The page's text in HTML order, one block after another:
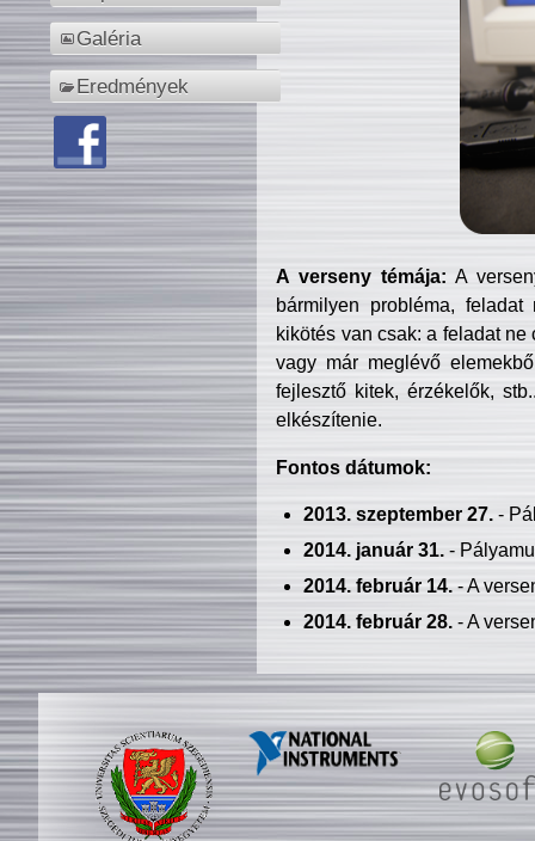
Galéria
Eredmények
A verseny témája: A
bármilyen probléma, feladat
kikötés van csak: a feladat
vagy már meglévő
fejlesztő kitek, érzékelők,
elkészítenie.
Fontos dátumok:
2013. szeptember 27.-
2014. január 31.-
2014. február 14.- A
2014. február 28.- A